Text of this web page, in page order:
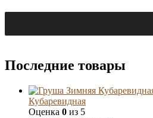
Последние товары
Кубаревидная
Оценка 0 из 5